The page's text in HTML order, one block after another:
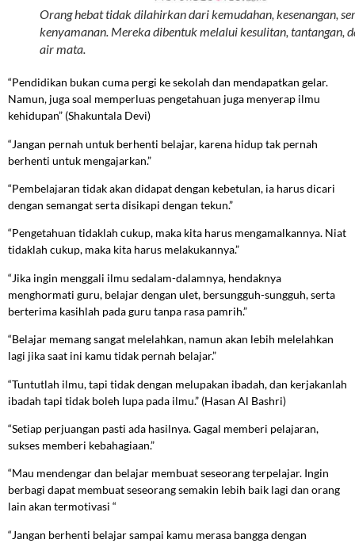
Orang hebat tidak dilahirkan dari kemudahan, kesenangan,
kenyamanan. Mereka dibentuk melalui kesulitan, tantangan,
air mata.
“Pendidikan bukan cuma pergi ke sekolah dan mendapatkan gelar.
Namun, juga soal memperluas pengetahuan juga menyerap ilmu
kehidupan” (Shakuntala Devi)
“Jangan pernah untuk berhenti belajar, karena hidup tak pernah
berhenti untuk mengajarkan.”
“Pembelajaran tidak akan didapat dengan kebetulan, ia harus dicari
dengan semangat serta disikapi dengan tekun.”
“Pengetahuan tidaklah cukup, maka kita harus mengamalkannya. Niat
tidaklah cukup, maka kita harus melakukannya.”
“Jika ingin menggali ilmu sedalam-dalamnya, hendaknya
menghormati guru, belajar dengan ulet, bersungguh-sungguh, serta
berterima kasihlah pada guru tanpa rasa pamrih.”
“Belajar memang sangat melelahkan, namun akan lebih melelahkan
lagi jika saat ini kamu tidak pernah belajar.”
“Tuntutlah ilmu, tapi tidak dengan melupakan ibadah, dan kerjakanlah
ibadah tapi tidak boleh lupa pada ilmu.” (Hasan Al Bashri)
“Setiap perjuangan pasti ada hasilnya. Gagal memberi pelajaran,
sukses memberi kebahagiaan.”
“Mau mendengar dan belajar membuat seseorang terpelajar. Ingin
berbagi dapat membuat seseorang semakin lebih baik lagi dan orang
lain akan termotivasi “
“Jangan berhenti belajar sampai kamu merasa bangga dengan